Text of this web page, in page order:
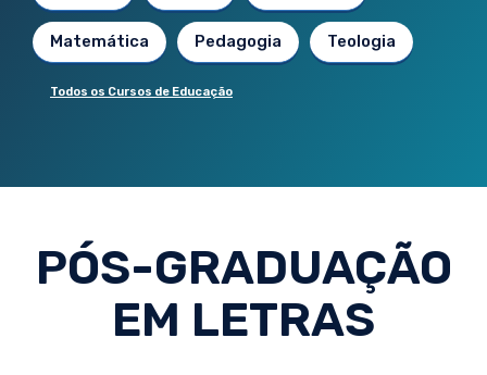
Matemática Pedagogia Teologia
Todos os Cursos de Educação
PÓS-GRADUAÇÃO
EM LETRAS